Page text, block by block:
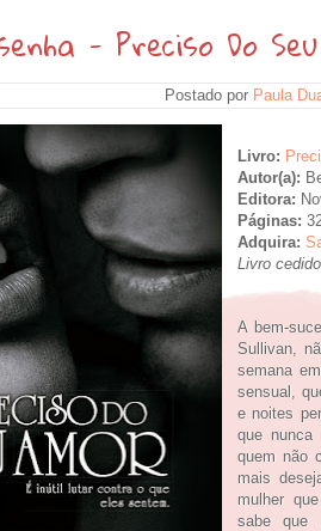
- Preciso Do
Postado por Paula
Livro:
Autor(a):
Editora:
Páginas:
Adquira:
Livro
A bem-
Sullivan,
semana
sensual,
e noites
que
quem não
mais
mulher
sabe que